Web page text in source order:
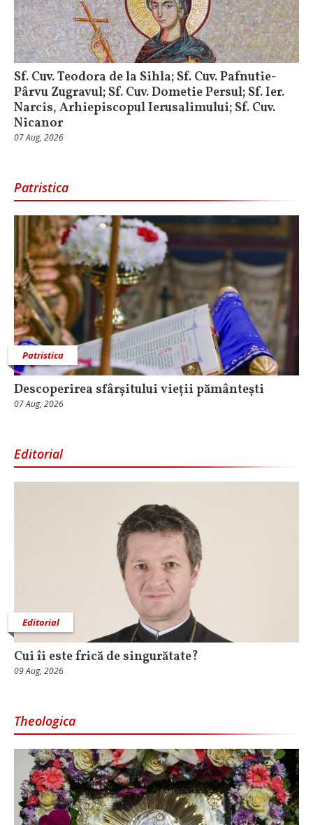
Sf. Cuv. Teodora de la Sihla; Sf. Cuv. Pafnutie-
Pârvu Zugravul; Sf. Cuv. Dometie Persul; Sf. Ier.
Narcis, Arhiepiscopul Ierusalimului; Sf. Cuv.
Nicanor
07 Aug, 2026
Patristica
Patristica
Descoperirea sfârșitului vieții pământești
07 Aug, 2026
Editorial
Editorial
Cui îi este frică de singurătate?
09 Aug, 2026
Theologica